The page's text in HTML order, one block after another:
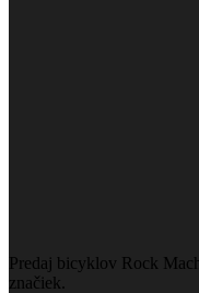
Predaj bicyklov Rock
značiek.